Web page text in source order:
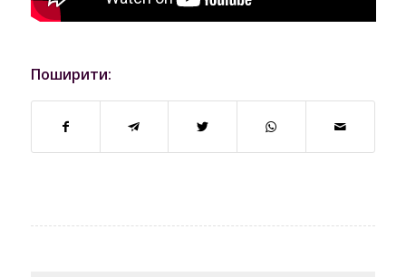
Поширити: